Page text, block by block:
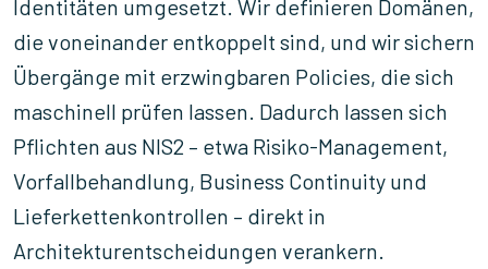
Identitäten umgesetzt. Wir definieren Domänen,
die voneinander entkoppelt sind, und wir sichern
Übergänge mit erzwingbaren Policies, die sich
maschinell prüfen lassen. Dadurch lassen sich
Pflichten aus NIS2 – etwa Risiko-Management,
Vorfallbehandlung, Business Continuity und
Lieferkettenkontrollen – direkt in
Architekturentscheidungen verankern.